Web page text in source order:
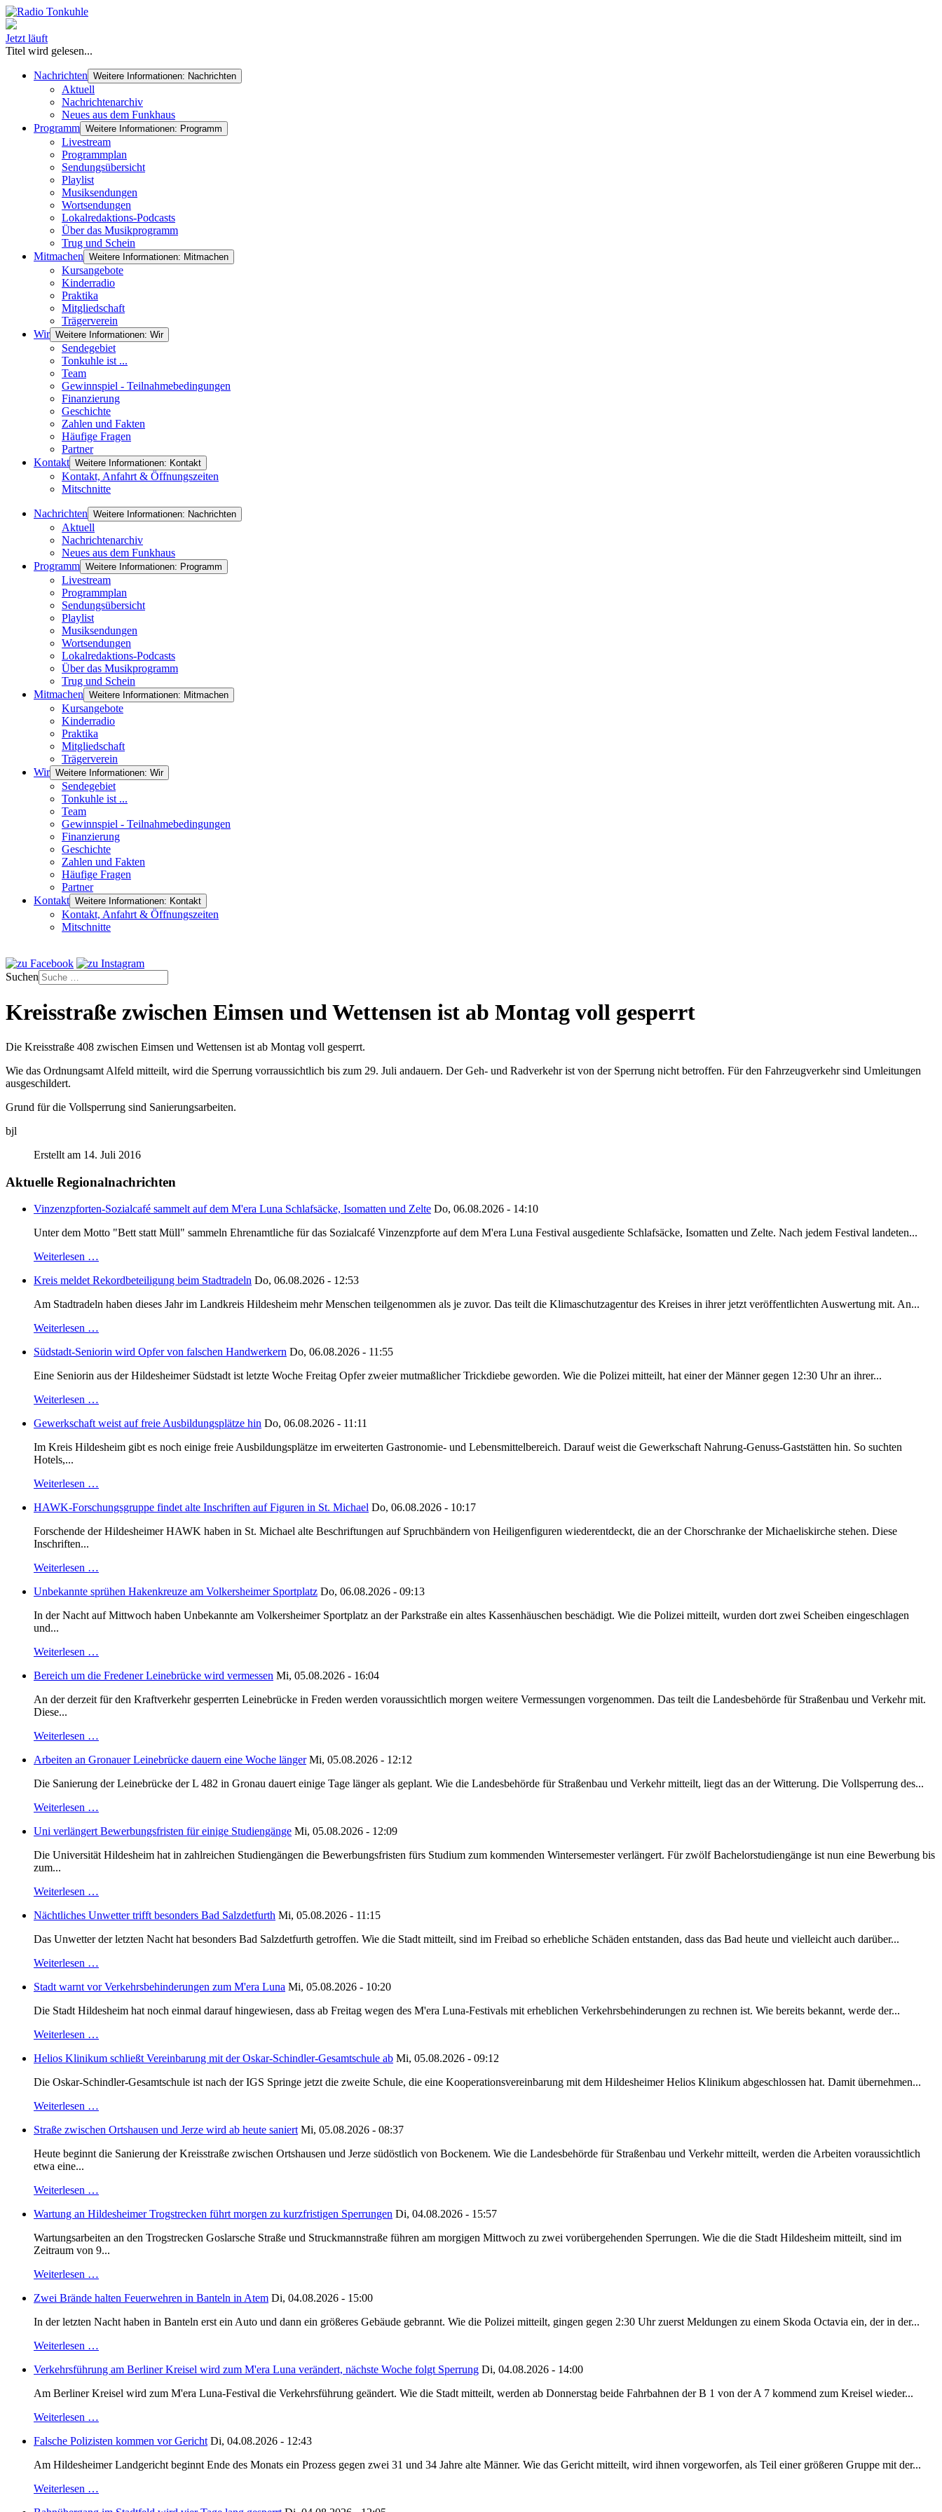
Jetzt läuft
Titel wird gelesen...
Nachrichten Weitere Informationen: Nachrichten
Aktuell
Nachrichtenarchiv
Neues aus dem Funkhaus
Programm Weitere Informationen: Programm
Livestream
Programmplan
Sendungsübersicht
Playlist
Musiksendungen
Wortsendungen
Lokalredaktions-Podcasts
Über das Musikprogramm
Trug und Schein
Mitmachen Weitere Informationen: Mitmachen
Kursangebote
Kinderradio
Praktika
Mitgliedschaft
Trägerverein
Wir Weitere Informationen: Wir
Sendegebiet
Tonkuhle ist ...
Team
Gewinnspiel - Teilnahmebedingungen
Finanzierung
Geschichte
Zahlen und Fakten
Häufige Fragen
Partner
Kontakt Weitere Informationen: Kontakt
Kontakt, Anfahrt & Öffnungszeiten
Mitschnitte
Nachrichten Weitere Informationen: Nachrichten
Aktuell
Nachrichtenarchiv
Neues aus dem Funkhaus
Programm Weitere Informationen: Programm
Livestream
Programmplan
Sendungsübersicht
Playlist
Musiksendungen
Wortsendungen
Lokalredaktions-Podcasts
Über das Musikprogramm
Trug und Schein
Mitmachen Weitere Informationen: Mitmachen
Kursangebote
Kinderradio
Praktika
Mitgliedschaft
Trägerverein
Wir Weitere Informationen: Wir
Sendegebiet
Tonkuhle ist ...
Team
Gewinnspiel - Teilnahmebedingungen
Finanzierung
Geschichte
Zahlen und Fakten
Häufige Fragen
Partner
Kontakt Weitere Informationen: Kontakt
Kontakt, Anfahrt & Öffnungszeiten
Mitschnitte
Suchen
Kreisstraße zwischen Eimsen und Wettensen ist ab Montag voll gesperrt
Die Kreisstraße 408 zwischen Eimsen und Wettensen ist ab Montag voll gesperrt.
Wie das Ordnungsamt Alfeld mitteilt, wird die Sperrung vorraussichtlich bis zum 29. Juli andauern. Der Geh- und Radverkehr ist von der Sperrung nicht betroffen. Für den Fahrzeugverkehr sind Umleitungen
ausgeschildert.
Grund für die Vollsperrung sind Sanierungsarbeiten.
bjl
Erstellt am 14. Juli 2016
Aktuelle Regionalnachrichten
Vinzenzpforten-Sozialcafé sammelt auf dem M'era Luna Schlafsäcke, Isomatten und Zelte Do, 06.08.2026 - 14:10
Unter dem Motto "Bett statt Müll" sammeln Ehrenamtliche für das Sozialcafé Vinzenzpforte auf dem M'era Luna Festival ausgediente Schlafsäcke, Isomatten und Zelte. Nach jedem Festival landeten...
Weiterlesen …
Kreis meldet Rekordbeteiligung beim Stadtradeln Do, 06.08.2026 - 12:53
Am Stadtradeln haben dieses Jahr im Landkreis Hildesheim mehr Menschen teilgenommen als je zuvor. Das teilt die Klimaschutzagentur des Kreises in ihrer jetzt veröffentlichten Auswertung mit. An...
Weiterlesen …
Südstadt-Seniorin wird Opfer von falschen Handwerkern Do, 06.08.2026 - 11:55
Eine Seniorin aus der Hildesheimer Südstadt ist letzte Woche Freitag Opfer zweier mutmaßlicher Trickdiebe geworden. Wie die Polizei mitteilt, hat einer der Männer gegen 12:30 Uhr an ihrer...
Weiterlesen …
Gewerkschaft weist auf freie Ausbildungsplätze hin Do, 06.08.2026 - 11:11
Im Kreis Hildesheim gibt es noch einige freie Ausbildungsplätze im erweiterten Gastronomie- und Lebensmittelbereich. Darauf weist die Gewerkschaft Nahrung-Genuss-Gaststätten hin. So suchten
Hotels,...
Weiterlesen …
HAWK-Forschungsgruppe findet alte Inschriften auf Figuren in St. Michael Do, 06.08.2026 - 10:17
Forschende der Hildesheimer HAWK haben in St. Michael alte Beschriftungen auf Spruchbändern von Heiligenfiguren wiederentdeckt, die an der Chorschranke der Michaeliskirche stehen. Diese
Inschriften...
Weiterlesen …
Unbekannte sprühen Hakenkreuze am Volkersheimer Sportplatz Do, 06.08.2026 - 09:13
In der Nacht auf Mittwoch haben Unbekannte am Volkersheimer Sportplatz an der Parkstraße ein altes Kassenhäuschen beschädigt. Wie die Polizei mitteilt, wurden dort zwei Scheiben eingeschlagen
und...
Weiterlesen …
Bereich um die Fredener Leinebrücke wird vermessen Mi, 05.08.2026 - 16:04
An der derzeit für den Kraftverkehr gesperrten Leinebrücke in Freden werden voraussichtlich morgen weitere Vermessungen vorgenommen. Das teilt die Landesbehörde für Straßenbau und Verkehr mit.
Diese...
Weiterlesen …
Arbeiten an Gronauer Leinebrücke dauern eine Woche länger Mi, 05.08.2026 - 12:12
Die Sanierung der Leinebrücke der L 482 in Gronau dauert einige Tage länger als geplant. Wie die Landesbehörde für Straßenbau und Verkehr mitteilt, liegt das an der Witterung. Die Vollsperrung des...
Weiterlesen …
Uni verlängert Bewerbungsfristen für einige Studiengänge Mi, 05.08.2026 - 12:09
Die Universität Hildesheim hat in zahlreichen Studiengängen die Bewerbungsfristen fürs Studium zum kommenden Wintersemester verlängert. Für zwölf Bachelorstudiengänge ist nun eine Bewerbung bis
zum...
Weiterlesen …
Nächtliches Unwetter trifft besonders Bad Salzdetfurth Mi, 05.08.2026 - 11:15
Das Unwetter der letzten Nacht hat besonders Bad Salzdetfurth getroffen. Wie die Stadt mitteilt, sind im Freibad so erhebliche Schäden entstanden, dass das Bad heute und vielleicht auch darüber...
Weiterlesen …
Stadt warnt vor Verkehrsbehinderungen zum M'era Luna Mi, 05.08.2026 - 10:20
Die Stadt Hildesheim hat noch einmal darauf hingewiesen, dass ab Freitag wegen des M'era Luna-Festivals mit erheblichen Verkehrsbehinderungen zu rechnen ist. Wie bereits bekannt, werde der...
Weiterlesen …
Helios Klinikum schließt Vereinbarung mit der Oskar-Schindler-Gesamtschule ab Mi, 05.08.2026 - 09:12
Die Oskar-Schindler-Gesamtschule ist nach der IGS Springe jetzt die zweite Schule, die eine Kooperationsvereinbarung mit dem Hildesheimer Helios Klinikum abgeschlossen hat. Damit übernehmen...
Weiterlesen …
Straße zwischen Ortshausen und Jerze wird ab heute saniert Mi, 05.08.2026 - 08:37
Heute beginnt die Sanierung der Kreisstraße zwischen Ortshausen und Jerze südöstlich von Bockenem. Wie die Landesbehörde für Straßenbau und Verkehr mitteilt, werden die Arbeiten voraussichtlich
etwa eine...
Weiterlesen …
Wartung an Hildesheimer Trogstrecken führt morgen zu kurzfristigen Sperrungen Di, 04.08.2026 - 15:57
Wartungsarbeiten an den Trogstrecken Goslarsche Straße und Struckmannstraße führen am morgigen Mittwoch zu zwei vorübergehenden Sperrungen. Wie die die Stadt Hildesheim mitteilt, sind im
Zeitraum von 9...
Weiterlesen …
Zwei Brände halten Feuerwehren in Banteln in Atem Di, 04.08.2026 - 15:00
In der letzten Nacht haben in Banteln erst ein Auto und dann ein größeres Gebäude gebrannt. Wie die Polizei mitteilt, gingen gegen 2:30 Uhr zuerst Meldungen zu einem Skoda Octavia ein, der in der...
Weiterlesen …
Verkehrsführung am Berliner Kreisel wird zum M'era Luna verändert, nächste Woche folgt Sperrung Di, 04.08.2026 - 14:00
Am Berliner Kreisel wird zum M'era Luna-Festival die Verkehrsführung geändert. Wie die Stadt mitteilt, werden ab Donnerstag beide Fahrbahnen der B 1 von der A 7 kommend zum Kreisel wieder...
Weiterlesen …
Falsche Polizisten kommen vor Gericht Di, 04.08.2026 - 12:43
Am Hildesheimer Landgericht beginnt Ende des Monats ein Prozess gegen zwei 31 und 34 Jahre alte Männer. Wie das Gericht mitteilt, wird ihnen vorgeworfen, als Teil einer größeren Gruppe mit der...
Weiterlesen …